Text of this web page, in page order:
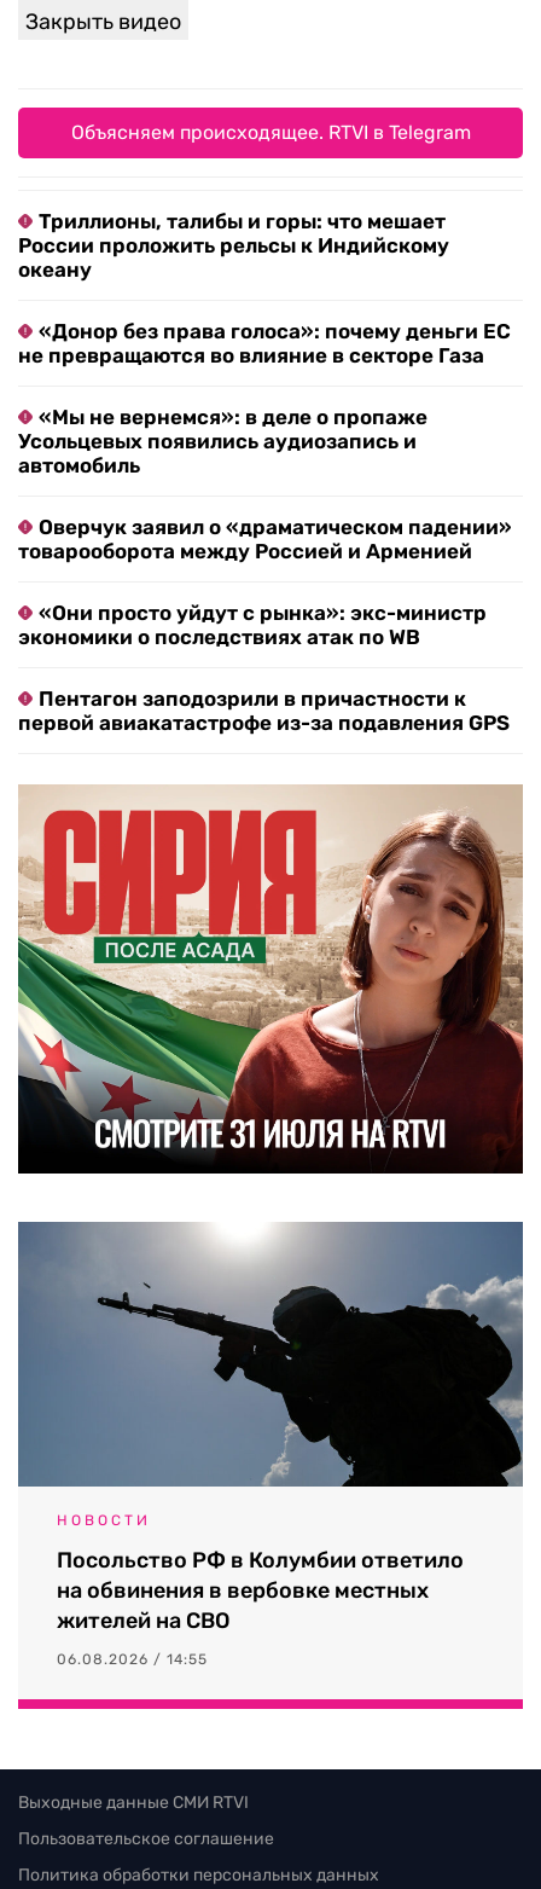
Закрыть видео
Объясняем происходящее. RTVI в Telegram
Триллионы, талибы и горы: что мешает
России проложить рельсы к Индийскому
океану
«Донор без права голоса»: почему деньги ЕС
не превращаются во влияние в секторе Газа
«Мы не вернемся»: в деле о пропаже
Усольцевых появились аудиозапись и
автомобиль
Оверчук заявил о «драматическом падении»
товарооборота между Россией и Арменией
«Они просто уйдут с рынка»: экс-министр
экономики о последствиях атак по WB
Пентагон заподозрили в причастности к
первой авиакатастрофе из-за подавления GPS
НОВОСТИ
Посольство РФ в Колумбии ответило
на обвинения в вербовке местных
жителей на СВО
06.08.2026 / 14:55
Выходные данные СМИ RTVI
Пользовательское соглашение
Политика обработки персональных данных